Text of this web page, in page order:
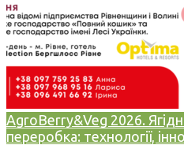
AgroBerry&Veg 2026.
переробка: технології,